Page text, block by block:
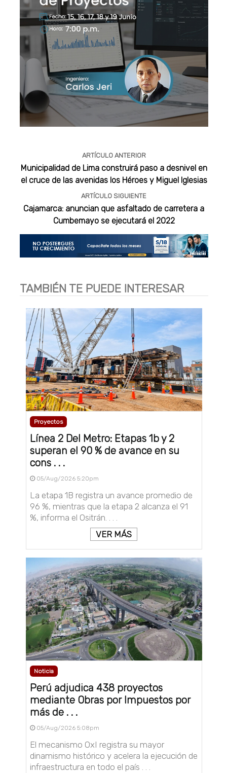
ARTÍCULO ANTERIOR
Municipalidad de Lima construirá paso a desnivel en
el cruce de las avenidas los Héroes y Miguel Iglesias
ARTÍCULO SIGUIENTE
Cajamarca: anuncian que asfaltado de carretera a
Cumbemayo se ejecutará el 2022
TAMBIÉN TE PUEDE INTERESAR
Proyectos
Línea 2 Del Metro: Etapas 1b y 2
superan el 90 % de avance en su
cons . . .
05/Aug/2026 5:20pm
La etapa 1B registra un avance promedio de
96 %, mientras que la etapa 2 alcanza el 91
%, informa el Ositrán. . . .
VER MÁS
Noticia
Perú adjudica 438 proyectos
mediante Obras por Impuestos por
más de . . .
05/Aug/2026 5:08pm
El mecanismo OxI registra su mayor
dinamismo histórico y acelera la ejecución de
infraestructura en todo el país . . .